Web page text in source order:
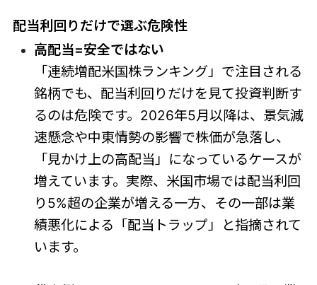
配当利回りだけで選ぶ危険性
高配当=安全ではない
「連続増配米国株ランキング」で注目される
銘柄でも、配当利回りだけを見て投資判断す
るのは危険です。2026年5月以降は、景気減
速懸念や中東情勢の影響で株価が急落し、
「見かけ上の高配当」になっているケースが
増えています。実際、米国市場では配当利回
り5%超の企業が増える一方、その一部は業
績悪化による「配当トラップ」と指摘されて
います。